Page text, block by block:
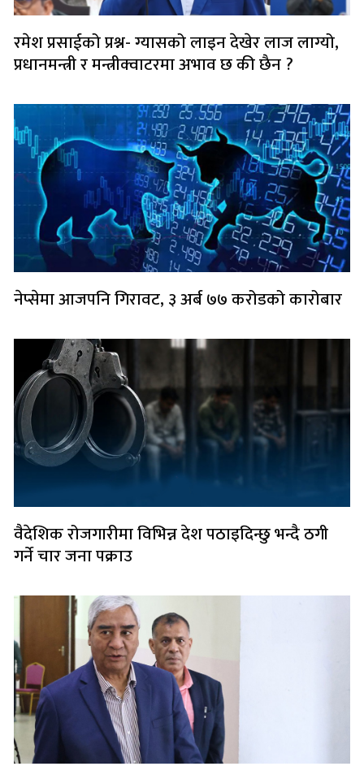
रमेश प्रसाईको प्रश्न- ग्यासको लाइन देखेर लाज लाग्यो,
प्रधानमन्त्री र मन्त्रीक्वाटरमा अभाव छ की छैन ?
नेप्सेमा आजपनि गिरावट, ३ अर्ब ७७ करोडको कारोबार
वैदेशिक रोजगारीमा विभिन्न देश पठाइदिन्छु भन्दै ठगी
गर्ने चार जना पक्राउ